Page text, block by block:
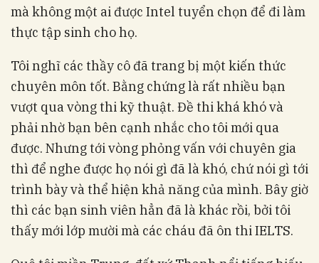
mà không một ai được Intel tuyển chọn để đi làm
thực tập sinh cho họ.
Tôi nghĩ các thầy cô đã trang bị một kiến thức
chuyên môn tốt. Bằng chứng là rất nhiều bạn
vượt qua vòng thi kỹ thuật. Đề thi khá khó và
phải nhờ bạn bên cạnh nhắc cho tôi mới qua
được. Nhưng tới vòng phỏng vấn với chuyên gia
thì để nghe được họ nói gì đã là khó, chứ nói gì tới
trình bày và thể hiện khả năng của mình. Bây giờ
thì các bạn sinh viên hẳn đã là khác rồi, bởi tôi
thấy mới lớp mười mà các cháu đã ôn thi IELTS.